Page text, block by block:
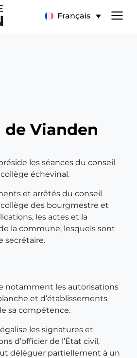
Français
de Vianden
les séances du conseil
échevinal.
et arrêtés du conseil
des bourgmestre et
les actes et la
la commune, lesquels sont
secrétaire.
notamment les autorisations
et d’établissements
sa compétence.
les signatures et
d’officier de l’État civil,
déléguer partiellement à un